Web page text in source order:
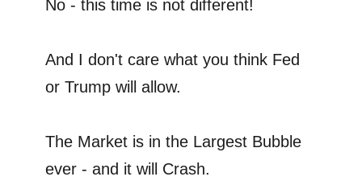
No - this time is not different!
And I don't care what you think Fed
or Trump will allow.
The Market is in the Largest Bubble
ever - and it will Crash.